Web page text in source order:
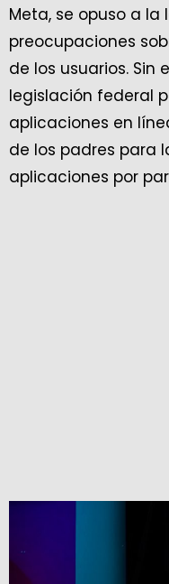
Meta, se opuso a la
preocupaciones
de los usuarios. Sin
legislación federal
aplicaciones en
de los padres para
aplicaciones por